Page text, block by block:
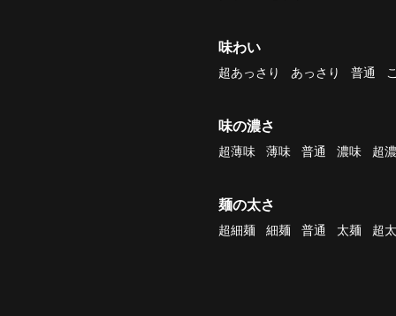
味わい
超あっさり あっさり 普通
味の濃さ
超薄味 薄味 普通 濃味 超
麺の太さ
超細麺 細麺 普通 太麺 超